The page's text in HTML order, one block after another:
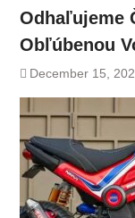
Odhaľujeme
Obľúbenou
December 15,